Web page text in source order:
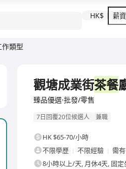
作類型
HK$
觀塘成業街茶餐
臻品優選·批發/零售
7日回覆20位候選人 兼職
HK $65-70/小時
不限學歷
不限經驗
需
8小時以上/天, 月休4天, 固